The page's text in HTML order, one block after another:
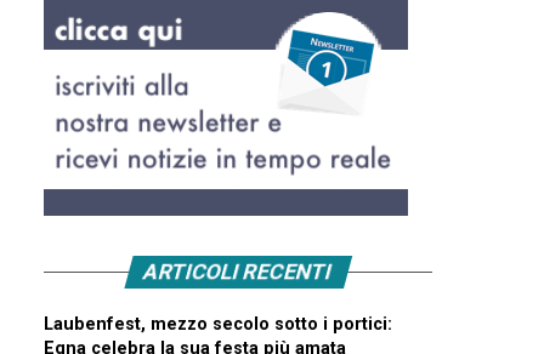
ARTICOLI RECENTI
Laubenfest, mezzo secolo sotto i portici:
Egna celebra la sua festa più amata